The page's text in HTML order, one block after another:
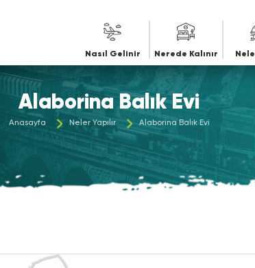
Maviye
Nasıl Gelinir Nerede Kalınır
Alaborina Balık Evi
Anasayfa Neler Yapılır Alaborina Balık Evi